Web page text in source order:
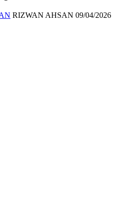
RIZWAN AHSAN Send
09/04/2026